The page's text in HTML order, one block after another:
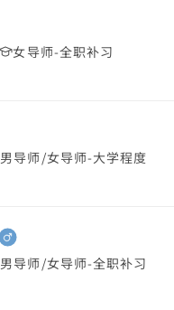
女导师-全职补习
男导师/女导师-大学程度
男导师/女导师-全职补习